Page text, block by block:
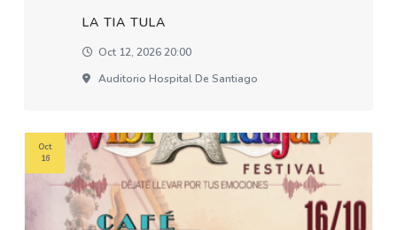
LA TIA TULA
Oct 12, 2026 20:00
Auditorio Hospital De Santiago
Oct
16